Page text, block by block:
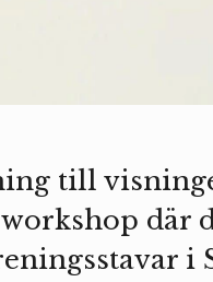
till
där
i